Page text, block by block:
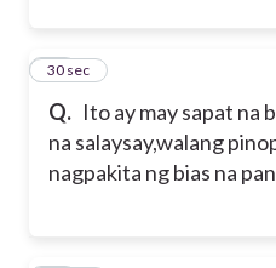
Q. Ito ay may sapat na
na salaysay,walang
nagpakita ng bias na
10
30 sec